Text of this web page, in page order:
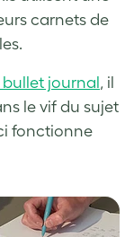
carnets de
journal, il
le vif du sujet
fonctionne